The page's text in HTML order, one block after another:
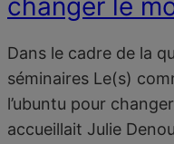
changer le
Dans le cadre de la
séminaires Le(s)
l’ubuntu pour
accueillait Julie